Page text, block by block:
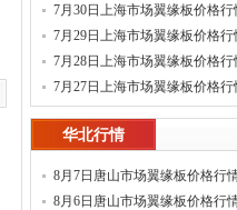
7月30日上海市场翼缘板价格行
7月29日上海市场翼缘板价格行
7月28日上海市场翼缘板价格行
7月27日上海市场翼缘板价格行
华北行情
8月7日唐山市场翼缘板价格行
8月6日唐山市场翼缘板价格行